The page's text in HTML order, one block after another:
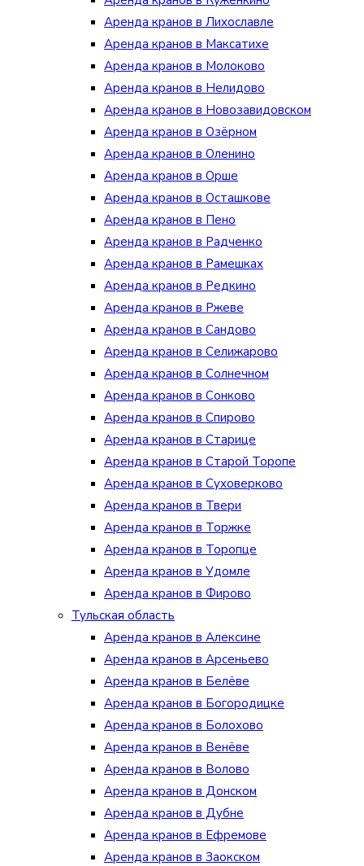
Аренда кранов в Лихославле
Аренда кранов в Максатихе
Аренда кранов в Молоково
Аренда кранов в Нелидово
Аренда кранов в Новозавидовском
Аренда кранов в Озёрном
Аренда кранов в Оленино
Аренда кранов в Орше
Аренда кранов в Осташкове
Аренда кранов в Пено
Аренда кранов в Радченко
Аренда кранов в Рамешках
Аренда кранов в Редкино
Аренда кранов в Ржеве
Аренда кранов в Сандово
Аренда кранов в Селижарово
Аренда кранов в Солнечном
Аренда кранов в Сонково
Аренда кранов в Спирово
Аренда кранов в Старице
Аренда кранов в Старой Торопе
Аренда кранов в Суховерково
Аренда кранов в Твери
Аренда кранов в Торжке
Аренда кранов в Торопце
Аренда кранов в Удомле
Аренда кранов в Фирово
Тульская область
Аренда кранов в Алексине
Аренда кранов в Арсеньево
Аренда кранов в Белёве
Аренда кранов в Богородицке
Аренда кранов в Болохово
Аренда кранов в Венёве
Аренда кранов в Волово
Аренда кранов в Донском
Аренда кранов в Дубне
Аренда кранов в Ефремове
Аренда кранов в Заокском